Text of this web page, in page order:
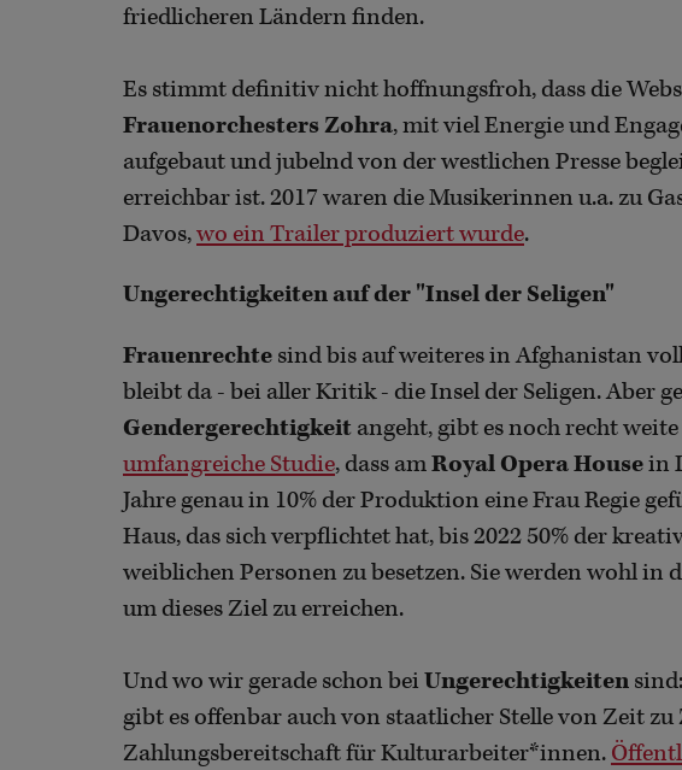
friedlicheren Ländern finden.
Es stimmt definitiv nicht hoffnungsfroh, dass die
Frauenorchesters Zohra, mit viel Energie und
aufgebaut und jubelnd von der westlichen Presse
erreichbar ist. 2017 waren die Musikerinnen u.a. zu
Davos,wo ein Trailer produziert wurde.
Ungerechtigkeiten auf der "Insel der Seligen"
Frauenrechte sind bis auf weiteres in Afghanistan
bleibt da - bei aller Kritik - die Insel der Seligen. Aber
Gendergerechtigkeit angeht, gibt es noch recht
umfangreiche Studie, dass amRoyal Opera Housein
Jahre genau in 10% der Produktion eine Frau Regie
Haus, das sich verpflichtet hat, bis 2022 50% der
weiblichen Personen zu besetzen. Sie werden wohl in
um dieses Ziel zu erreichen.
Und wo wir gerade schon bei Ungerechtigkeiten
gibt es offenbar auch von staatlicher Stelle von Zeit
Zahlungsbereitschaft für Kulturarbeiter*innen.